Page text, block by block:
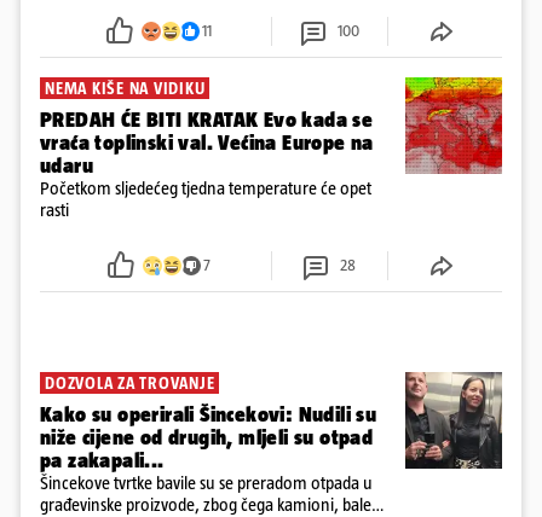
požar, rekao je vlasnik
11 100
NEMA KIŠE NA VIDIKU
PREDAH ĆE BITI KRATAK Evo kada se
vraća toplinski val. Većina Europe na
udaru
Početkom sljedećeg tjedna temperature će opet
rasti
7 28
DOZVOLA ZA TROVANJE
Kako su operirali Šincekovi: Nudili su
niže cijene od drugih, mljeli su otpad
pa zakapali...
Šincekove tvrtke bavile su se preradom otpada u
građevinske proizvode, zbog čega kamioni, bale